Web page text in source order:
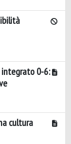
0-6:
cultura